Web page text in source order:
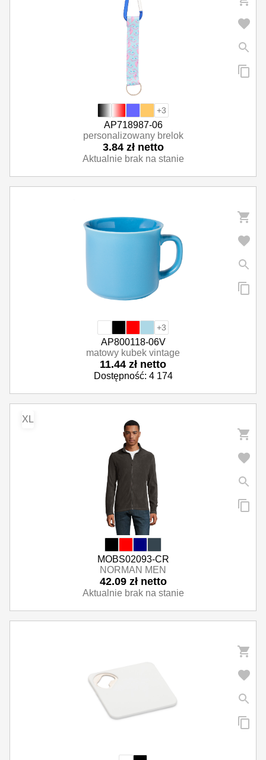
+3
AP718987-06
personalizowany brelok
3.84 zł netto
Aktualnie brak na stanie
+3
AP800118-06V
matowy kubek vintage
11.44 zł netto
Dostępność: 4 174
XL
MOBS02093-CR
NORMAN MEN
42.09 zł netto
Aktualnie brak na stanie